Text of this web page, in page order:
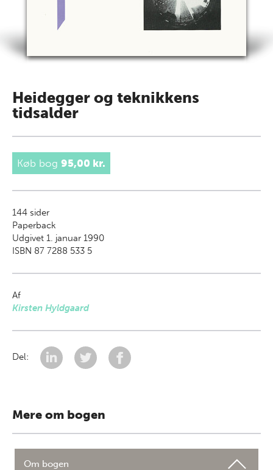
Heidegger og teknikkens
tidsalder
Køb bog 95,00 kr.
144 sider
Paperback
Udgivet 1. januar 1990
ISBN 87 7288 533 5
Af
Kirsten Hyldgaard
Del:
Mere om bogen
Om bogen